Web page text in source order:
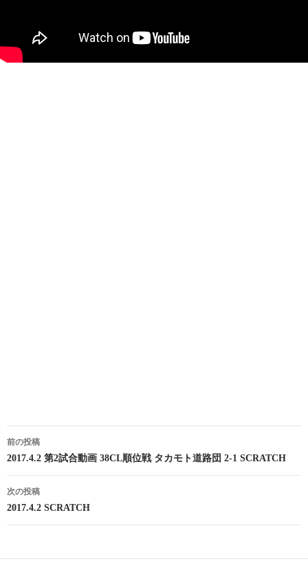
投
稿
ナ
ビ
ー
前の投稿
2017.4.2 第2試合動画 38CL順位戦 タカモト道路団 2-1 SCRATCH
次の投稿
2017.4.2 SCRATCH